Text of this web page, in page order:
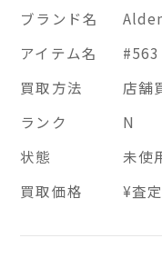
ブランド名
アイテム名
#563
買取方法
店舗
ランク
N
状態
未使
買取価格
¥査